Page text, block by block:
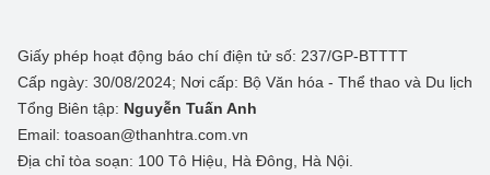
Giấy phép hoạt động báo chí điện tử số: 237/GP-BTTTT
Cấp ngày: 30/08/2024; Nơi cấp: Bộ Văn hóa - Thể thao và Du lịch
Tổng Biên tập: Nguyễn Tuấn Anh
Email: toasoan@thanhtra.com.vn
Địa chỉ tòa soạn: 100 Tô Hiệu, Hà Đông, Hà Nội.